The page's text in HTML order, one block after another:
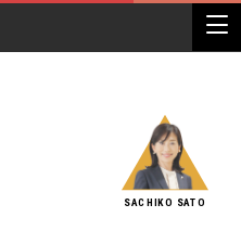
SACHIKO SATO